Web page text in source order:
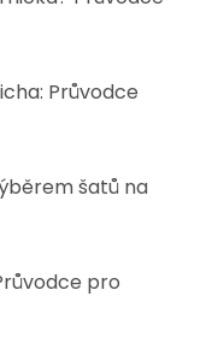
Průvodce
šatů na
pro